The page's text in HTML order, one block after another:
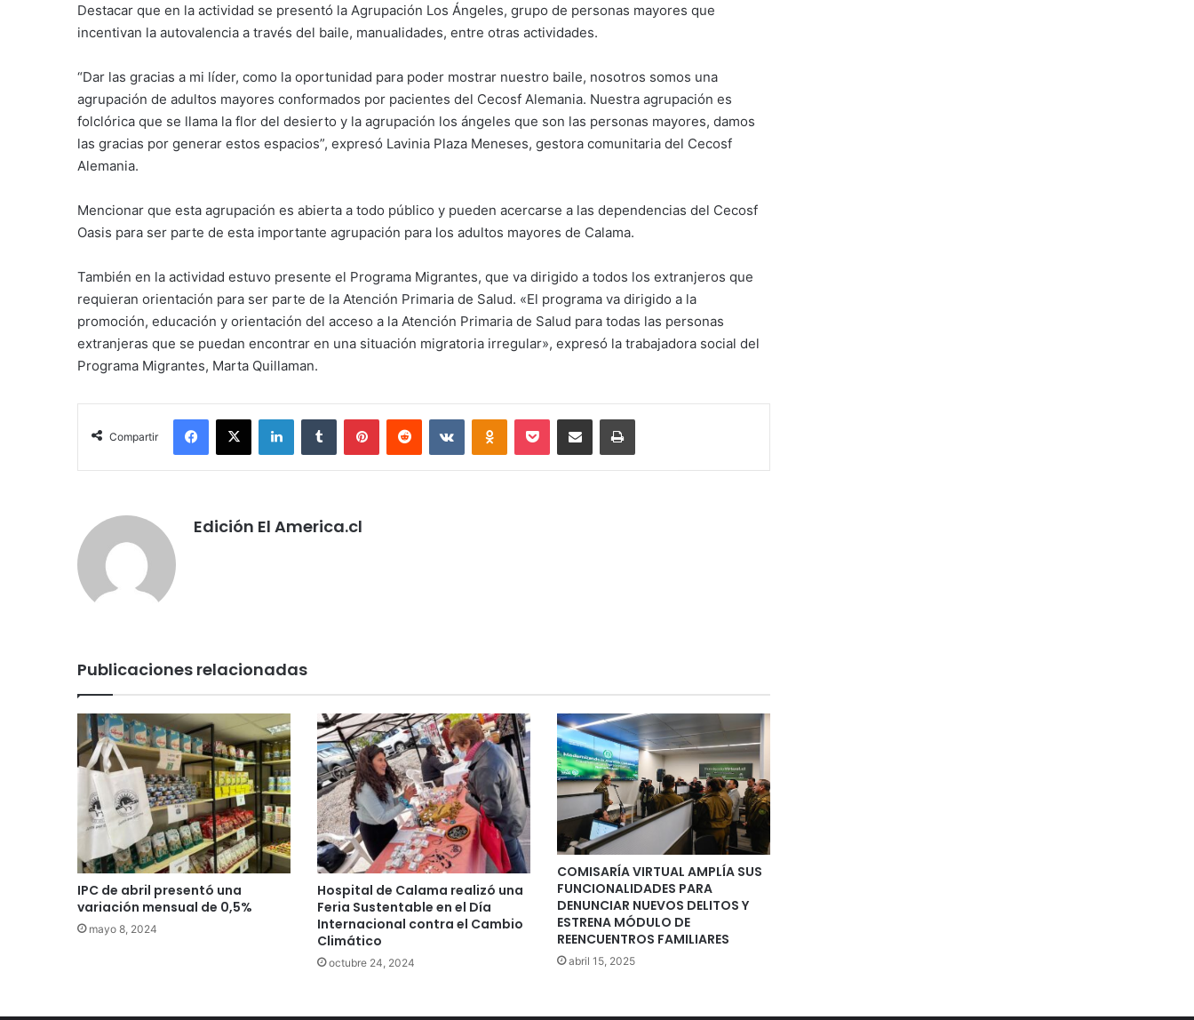
Destacar que en la actividad se presentó la Agrupación Los Ángeles, grupo de personas mayores que
incentivan la autovalencia a través del baile, manualidades, entre otras actividades.
“Dar las gracias a mi líder, como la oportunidad para poder mostrar nuestro baile, nosotros somos una
agrupación de adultos mayores conformados por pacientes del Cecosf Alemania. Nuestra agrupación es
folclórica que se llama la flor del desierto y la agrupación los ángeles que son las personas mayores, damos
las gracias por generar estos espacios”, expresó Lavinia Plaza Meneses, gestora comunitaria del Cecosf
Alemania.
Mencionar que esta agrupación es abierta a todo público y pueden acercarse a las dependencias del Cecosf
Oasis para ser parte de esta importante agrupación para los adultos mayores de Calama.
También en la actividad estuvo presente el Programa Migrantes, que va dirigido a todos los extranjeros que
requieran orientación para ser parte de la Atención Primaria de Salud. «El programa va dirigido a la
promoción, educación y orientación del acceso a la Atención Primaria de Salud para todas las personas
extranjeras que se puedan encontrar en una situación migratoria irregular», expresó la trabajadora social del
Programa Migrantes, Marta Quillaman.
Compartir
Facebook
X LinkedInTumblr PinterestReddit VKontakteOdnoklassniki
Pocket Compartir via email Imprimir
Edición El America.cl
Publicaciones relacionadas
IPC de abril presentó una
variación mensual de 0,5%
mayo 8, 2024
Hospital de Calama realizó una
Feria Sustentable en el Día
Internacional contra el Cambio
Climático
octubre 24, 2024
COMISARÍA VIRTUAL AMPLÍA SUS
FUNCIONALIDADES PARA
DENUNCIAR NUEVOS DELITOS Y
ESTRENA MÓDULO DE
REENCUENTROS FAMILIARES
abril 15, 2025